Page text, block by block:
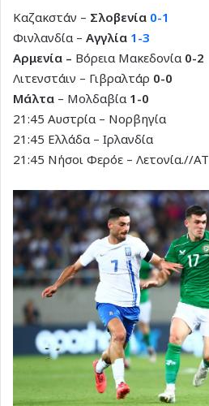
Καζακστάν – Σλοβενία 0-1
Φινλανδία – Αγγλία 1-3
Αρμενία – Βόρεια Μακεδονία 0-2
Λιτενστάιν – Γιβραλτάρ 0-0
Μάλτα – Μολδαβία 1-0
21:45 Αυστρία – Νορβηγία
21:45 Ελλάδα – Ιρλανδία
21:45 Νήσοι Φερόε – Λετονία.//ΑΤ